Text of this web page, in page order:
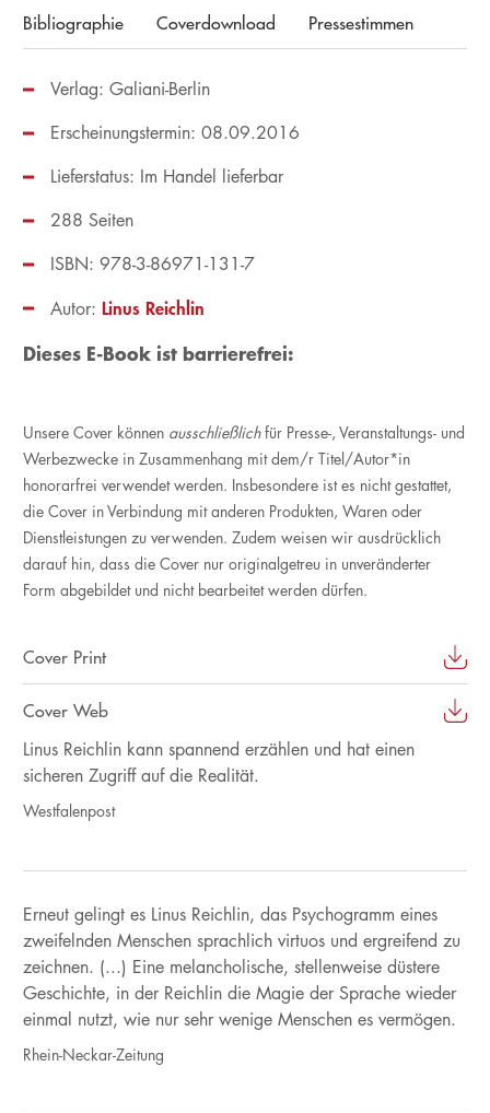
Bibliographie Coverdownload Pressestimmen
Verlag: Galiani-Berlin
Erscheinungstermin: 08.09.2016
Lieferstatus: Im Handel lieferbar
ISBN: 978-3-86971-131-7
288 Seiten
Autor: Linus Reichlin
Dieses E-Book ist barrierefrei:
Unsere Cover können ausschließlichfür Presse-, Veranstaltungs- und
Werbezwecke in Zusammenhang mit dem/r Titel/Autor*in
honorarfrei verwendet werden. Insbesondere ist es nicht gestattet,
die Cover in Verbindung mit anderen Produkten, Waren oder
Dienstleistungen zu verwenden. Zudem weisen wir ausdrücklich
darauf hin, dass die Cover nur originalgetreu in unveränderter
Form abgebildet und nicht bearbeitet werden dürfen.
Cover Print
Cover Web
Linus Reichlin kann spannend erzählen und hat einen
sicheren Zugriff auf die Realität.
Westfalenpost
Erneut gelingt es Linus Reichlin, das Psychogramm eines
zweifelnden Menschen sprachlich virtuos und ergreifend zu
zeichnen. (...) Eine melancholische, stellenweise düstere
Geschichte, in der Reichlin die Magie der Sprache wieder
einmal nutzt, wie nur sehr wenige Menschen es vermögen.
Rhein-Neckar-Zeitung